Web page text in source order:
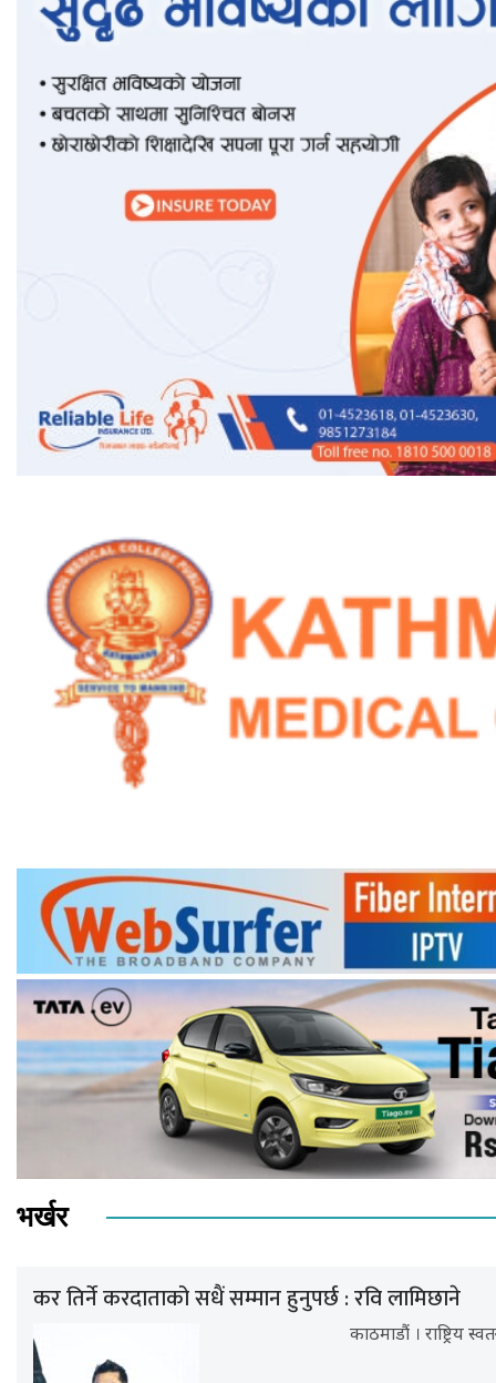
भर्खर
कर तिर्ने करदाताको सधैं सम्मान हुनुपर्छ : रवि लामिछाने
काठमाडौं । राष्ट्रिय